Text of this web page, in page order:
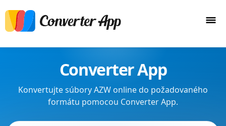
Converter App
Konvertujte súbory AZW online do požadovaného
formátu pomocou Converter App.